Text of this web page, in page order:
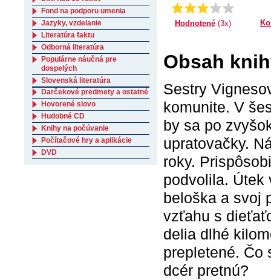
Priemer:
3.33333333333333
Hodnotené(3x)
Obsah
Sestry
komunite. V
by sa po
upratovačky.
roky.
podvolila. Útek
beloška a svoj
vzťahu s
delia dlhé
prepletené. Čo
dcér pretnú?
Fond na podporu umenia
Jazyky, vzdelanie
Literatúra faktu
Odborná literatúra
Populárne náučná pre
dospelých
Slovenská literatúra
Darčekové predmety a ostatné
Hovorené slovo
Hudobné CD
Knihy na počúvanie
Počítačové hry a aplikácie
DVD